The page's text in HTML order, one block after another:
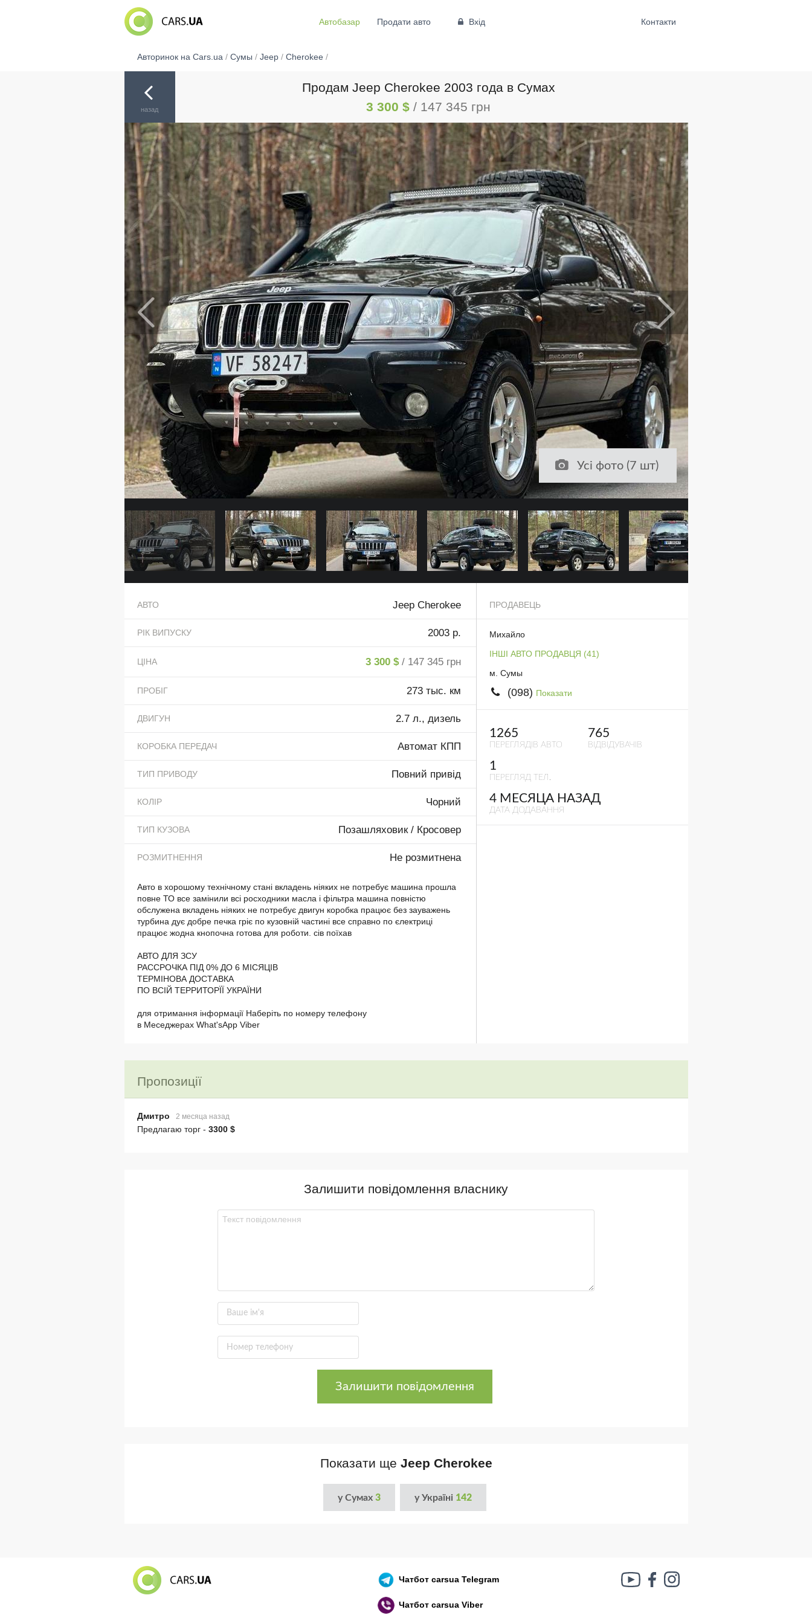
Автобазар Продати авто Вхід Контакти
Авторинок на Cars.ua / Сумы / Jeep/ Cherokee /
назад
Продам Jeep Cherokee 2003 года в Сумах
3 300 $ / 147 345 грн
Усі фото (7 шт)
АВТО Jeep Cherokee
РІК ВИПУСКУ 2003 р.
ЦІНА 3 300 $ / 147 345 грн
ПРОБІГ 273 тыс. км
ДВИГУН 2.7 л., дизель
КОРОБКА ПЕРЕДАЧ Автомат КПП
ТИП ПРИВОДУ Повний привід
КОЛІР Чорний
ТИП КУЗОВА Позашляховик / Кросовер
РОЗМИТНЕННЯ Не розмитнена
Авто в хорошому технічному стані вкладень ніяких не потребує машина прошла
повне ТО все замінили всі росходники масла і фільтра машина повністю
обслужена вкладень ніяких не потребує двигун коробка працює без зауважень
турбина дує добре печка гріє по кузовній частині все справно по єлектриці
працює жодна кнопочна готова для роботи. сів поїхав
АВТО ДЛЯ ЗСУ
РАССРОЧКА ПІД 0% ДО 6 МІСЯЦІВ
ТЕРМІНОВА ДОСТАВКА
ПО ВСІЙ ТЕРРИТОРЇЇ УКРАЇНИ
для отримання інформації Наберіть по номеру телефону
в Меседжерах What'sApp Viber
ПРОДАВЕЦЬ
Михайло
ІНШІ АВТО ПРОДАВЦЯ (41)
м. Сумы
(098) Показати
1265
ПЕРЕГЛЯДІВ АВТО
765
ВІДВІДУВАЧІВ
1
ПЕРЕГЛЯД ТЕЛ.
4 МЕСЯЦА НАЗАД
ДАТА ДОДАВАННЯ
Пропозиції
Дмитро 2 месяца назад
Предлагаю торг - 3300 $
Залишити повідомлення власнику
Залишити повідомлення
Показати ще Jeep Cherokee
у Сумах 3 у Україні 142
Чатботcarsua Telegram
Чатботcarsua Viber